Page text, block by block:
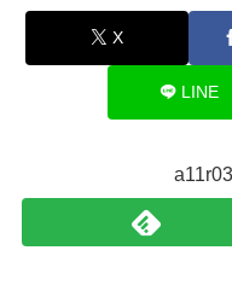
X
LINE